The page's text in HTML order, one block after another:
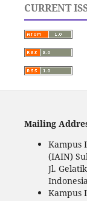
CURRENT
Mailing
Kampus
(IAIN)
Jl.
Indonesia
Kampus